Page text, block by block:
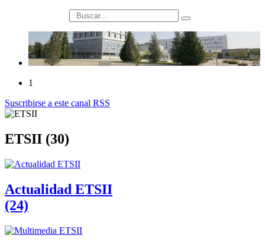
búsqueda
1
Suscribirse a este canal RSS
ETSII (30)
Actualidad ETSII
(24)